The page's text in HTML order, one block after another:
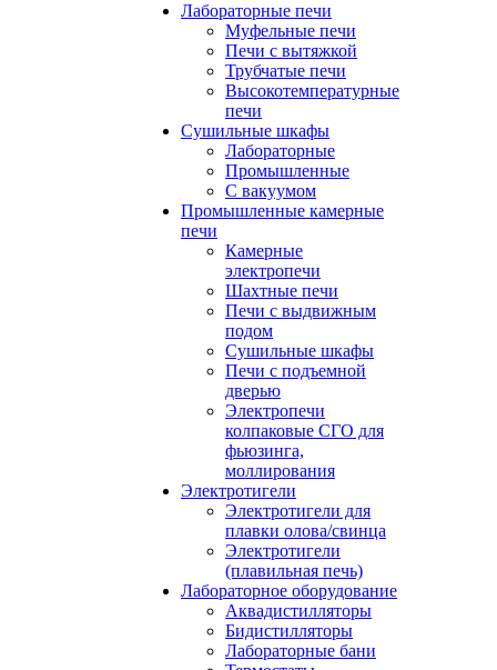
Лабораторные печи
Муфельные печи
Печи с вытяжкой
Трубчатые печи
Высокотемпературные
печи
Сушильные шкафы
Лабораторные
Промышленные
С вакуумом
Промышленные камерные
печи
Камерные
электропечи
Шахтные печи
Печи с выдвижным
подом
Сушильные шкафы
Печи с подъемной
дверью
Электропечи
колпаковые СГО для
фьюзинга,
моллирования
Электротигели
Электротигели для
плавки олова/свинца
Электротигели
(плавильная печь)
Лабораторное оборудование
Аквадистилляторы
Бидистилляторы
Лабораторные бани